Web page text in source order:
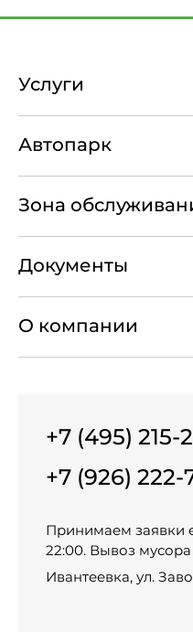
Услуги
Автопарк
Зона
Документы
О компании
+7 (495) 215-
+7 (926) 222-
Принимаем заявки
22:00. Вывоз
Ивантеевка, ул.